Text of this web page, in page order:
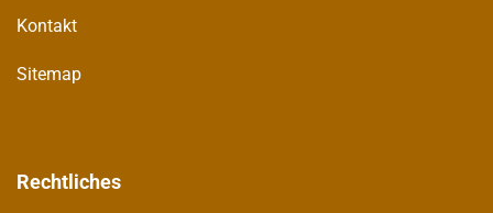
Kontakt
Sitemap
Rechtliches